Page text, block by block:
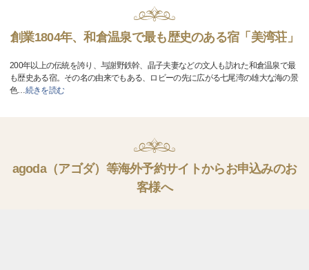
創業1804年、和倉温泉で最も歴史のある宿「美湾荘」
200年以上の伝統を誇り、与謝野鉄幹、晶子夫妻などの文人も訪れた和倉温泉で最
も歴史ある宿。その名の由来でもある、ロビーの先に広がる七尾湾の雄大な海の景
色…続きを読む
agoda（アゴダ）等海外予約サイトからお申込みのお
客様へ